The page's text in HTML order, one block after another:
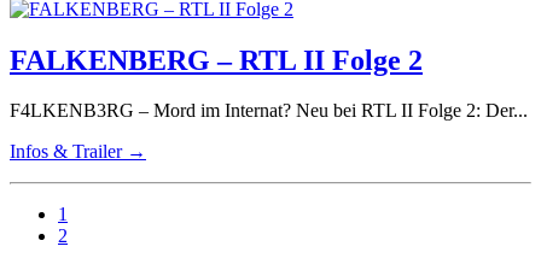
FALKENBERG – RTL II Folge 2
F4LKENB3RG – Mord im Internat? Neu bei RTL II Folge 2: Der...
Infos & Trailer →
1
2